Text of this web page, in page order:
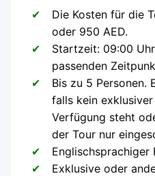
Die Kosten für die
oder 950 AED.
Startzeit: 09:00
passenden
Bis zu 5 Personen.
falls kein
Verfügung steht
der Tour nur
Englischsprachiger
Exklusive oder